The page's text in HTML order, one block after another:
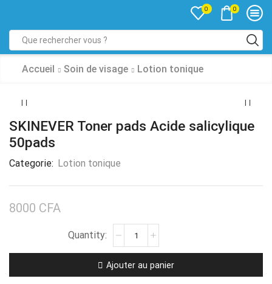
0 0
Accueil Soin de visage Lotion tonique
SKINEVER Toner pads Acide salicylique
50pads
Categorie: Lotion tonique
8000 CFA
Ajouter au panier